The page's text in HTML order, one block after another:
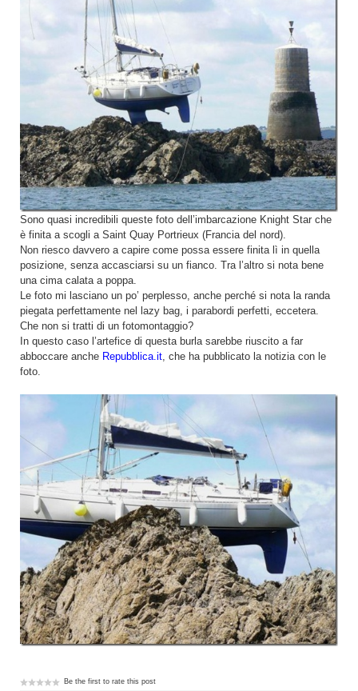
Sono quasi incredibili queste foto dell’imbarcazione Knight Star che
è finita a scogli a Saint Quay Portrieux (Francia del nord).
Non riesco davvero a capire come possa essere finita lì in quella
posizione, senza accasciarsi su un fianco. Tra l’altro si nota bene
una cima calata a poppa.
Le foto mi lasciano un po’ perplesso, anche perché si nota la randa
piegata perfettamente nel lazy bag, i parabordi perfetti, eccetera.
Che non si tratti di un fotomontaggio?
In questo caso l’artefice di questa burla sarebbe riuscito a far
abboccare anche Repubblica.it, che ha pubblicato la notizia con le
foto.
Be the first to rate this post